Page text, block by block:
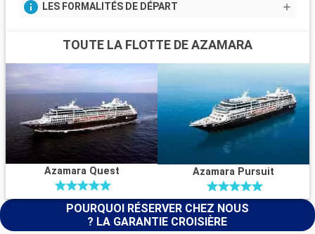
LES FORMALITÉS DE DÉPART
TOUTE LA FLOTTE DE AZAMARA
Azamara Quest Azamara Pursuit
POURQUOI RÉSERVER CHEZ NOUS
? LA GARANTIE CROISIÈRE